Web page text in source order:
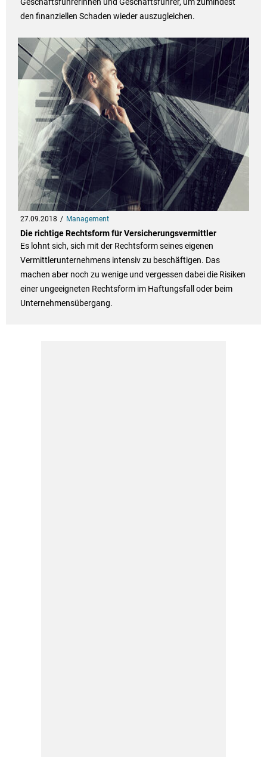
den finanziellen Schaden wieder auszugleichen.
27.09.2018 Management
Die richtige Rechtsform für Versicherungsvermittler
Es lohnt sich, sich mit der Rechtsform seines eigenen
Vermittlerunternehmens intensiv zu beschäftigen. Das
machen aber noch zu wenige und vergessen dabei die Risiken
einer ungeeigneten Rechtsform im Haftungsfall oder beim
Unternehmensübergang.